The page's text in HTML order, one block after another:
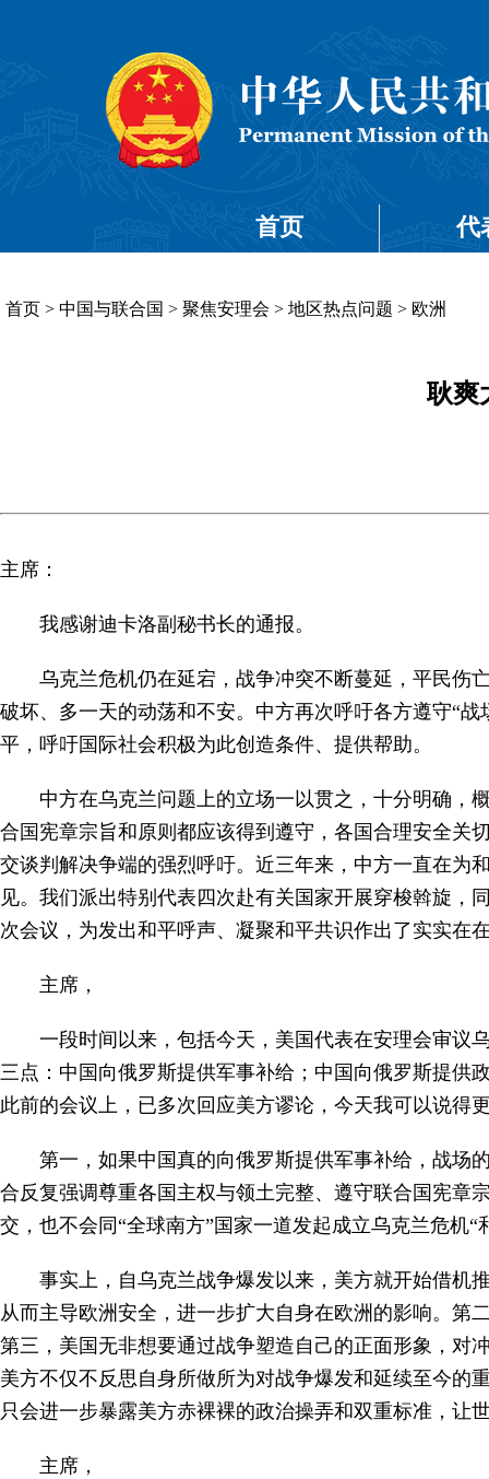
首页 代
首页 > 中国与联合国 > 聚焦安理会 > 地区热点问题 > 欧洲
耿爽
主席：
我感谢迪卡洛副秘书长的通报。
乌克兰危机仍在延宕，战争冲突不断蔓延，平民伤
破坏、多一天的动荡和不安。中方再次呼吁各方遵守“
平，呼吁国际社会积极为此创造条件、提供帮助。
中方在乌克兰问题上的立场一以贯之，十分明确，
合国宪章宗旨和原则都应该得到遵守，各国合理安全关
交谈判解决争端的强烈呼吁。近三年来，中方一直在为
见。我们派出特别代表四次赴有关国家开展穿梭斡旋，
次会议，为发出和平呼声、凝聚和平共识作出了实实在
主席，
一段时间以来，包括今天，美国代表在安理会审议
三点：中国向俄罗斯提供军事补给；中国向俄罗斯提供
此前的会议上，已多次回应美方谬论，今天我可以说得
第一，如果中国真的向俄罗斯提供军事补给，战场
合反复强调尊重各国主权与领土完整、遵守联合国宪章
交，也不会同“全球南方”国家一道发起成立乌克兰危机“
事实上，自乌克兰战争爆发以来，美方就开始借机
从而主导欧洲安全，进一步扩大自身在欧洲的影响。第
第三，美国无非想要通过战争塑造自己的正面形象，对
美方不仅不反思自身所做所为对战争爆发和延续至今的
只会进一步暴露美方赤裸裸的政治操弄和双重标准，让
主席，